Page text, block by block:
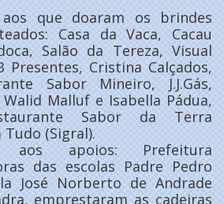
aos que doaram os brindes
Casa da Vaca, Cacau
Salão da Tereza, Visual
Presentes, Cristina Calçados,
Sabor Mineiro, J.J.Gás,
Malluf e Isabella Pádua,
Sabor da Terra
(Sigral).
aos apoios: Prefeitura
das escolas Padre Pedro
José Norberto de Andrade
emprestaram as cadeiras